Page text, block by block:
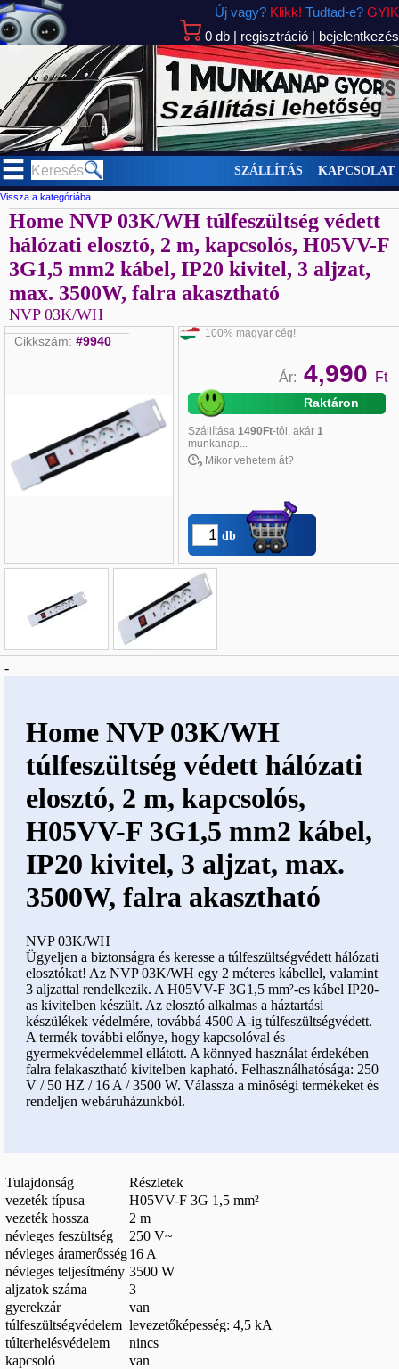
0 db | regisztráció | bejelentkezés
Új vagy? Klikk! Tudtad-e? GYIK
>
SZÁLLÍTÁS KAPCSOLAT
Vissza a kategóriába...
Home NVP 03K/WH túlfeszültség védett
hálózati elosztó, 2 m, kapcsolós, H05VV-F
3G1,5 mm2 kábel, IP20 kivitel, 3 aljzat,
max. 3500W, falra akasztható
NVP 03K/WH
Cikkszám: #9940
100% magyar cég!
Ár:4,990 Ft
Raktáron
Szállítása1490Ft-tól, akár1
munkanap...
Mikor vehetem át?
db
Telefon
-
Home NVP 03K/WH
túlfeszültség védett hálózati
elosztó, 2 m, kapcsolós,
H05VV-F 3G1,5 mm2 kábel,
IP20 kivitel, 3 aljzat, max.
3500W, falra akasztható
NVP 03K/WH
Ügyeljen a biztonságra és keresse a túlfeszültségvédett hálózati
elosztókat! Az NVP 03K/WH egy 2 méteres kábellel, valamint
3 aljzattal rendelkezik. A H05VV-F 3G1,5 mm²-es kábel IP20-
as kivitelben készült. Az elosztó alkalmas a háztartási
készülékek védelmére, továbbá 4500 A-ig túlfeszültségvédett.
A termék további előnye, hogy kapcsolóval és
gyermekvédelemmel ellátott. A könnyed használat érdekében
falra felakasztható kivitelben kapható. Felhasználhatósága: 250
V / 50 HZ / 16 A / 3500 W. Válassza a minőségi termékeket és
rendeljen webáruházunkból.
Tulajdonság
Részletek
vezeték típusa
H05VV-F 3G 1,5 mm²
vezeték hossza
2 m
névleges feszültség
250 V~
névleges áramerősség16 A
névleges teljesítmény 3500 W
aljzatok száma
3
gyerekzár
van
túlfeszültségvédelem levezetőképesség: 4,5 kA
túlterhelésvédelem
nincs
kapcsoló
van